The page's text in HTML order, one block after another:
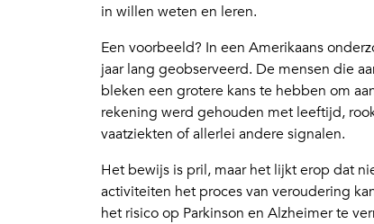
in willen weten en leren.
Een voorbeeld? In een Amerikaans
jaar lang geobserveerd. De mensen die
bleken een grotere kans te hebben om
rekening werd gehouden met leeftijd,
vaatziekten of allerlei andere signalen.
Het bewijs is pril, maar het lijkt erop dat
activiteiten het proces van veroudering
het risico op Parkinson en Alzheimer te